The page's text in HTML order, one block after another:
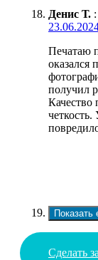
Денис Т. :
Печатаю
получил
Качество
Показать
Сделать